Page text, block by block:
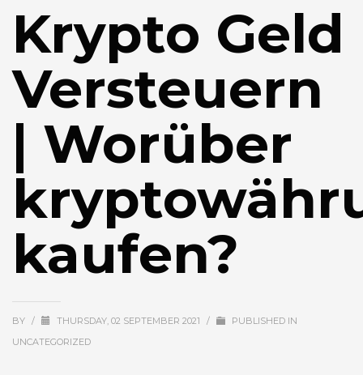
Krypto Geld
Versteuern
| Worüber
kaufen?
BY / THURSDAY, 02 SEPTEMBER 2021 /
PUBLISHED IN
UNCATEGORIZED